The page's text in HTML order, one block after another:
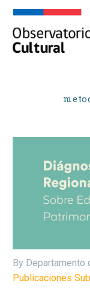
By Departamento
Publicaciones